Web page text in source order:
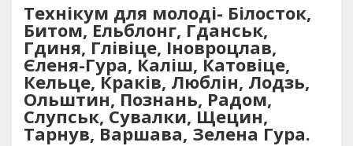
Технікум для молоді- Білосток,
Битом, Ельблонг, Гданськ,
Гдиня, Глівіце, Іновроцлав,
Єленя-Гура, Каліш, Катовіце,
Кельце, Краків, Люблін, Лодзь,
Ольштин, Познань, Радом,
Слупськ, Сувалки, Щецин,
Тарнув, Варшава, Зелена Гура.